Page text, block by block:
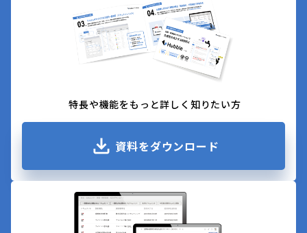
特長や機能をもっと詳しく知りたい方
資料をダウンロード